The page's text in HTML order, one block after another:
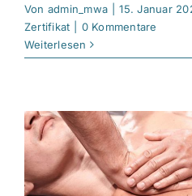
Von admin_mwa 15. Januar
Zertifikat
0 Kommentare
Weiterlesen